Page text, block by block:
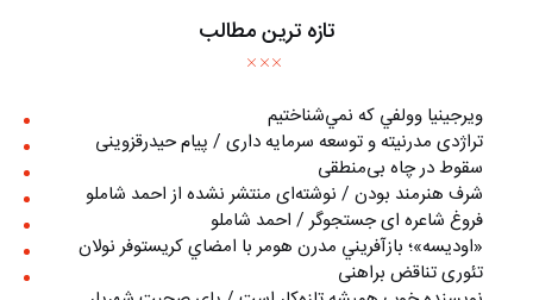
تازه ترین مطالب
ويرجينيا وولفي كه نمي‌شناختيم
تراژدی مدرنیته و توسعه سرمایه داری / پیام حیدرقزوینی
سقوط در چاه بی‌منطقی
شرف هنرمند بودن / نوشته‌ای منتشر نشده از احمد شاملو
فروغ شاعره ای جستجوگر / احمد شاملو
«اوديسه»؛ بازآفريني مدرن هومر با امضاي كريستوفر نولان
تئوری تناقض براهنی